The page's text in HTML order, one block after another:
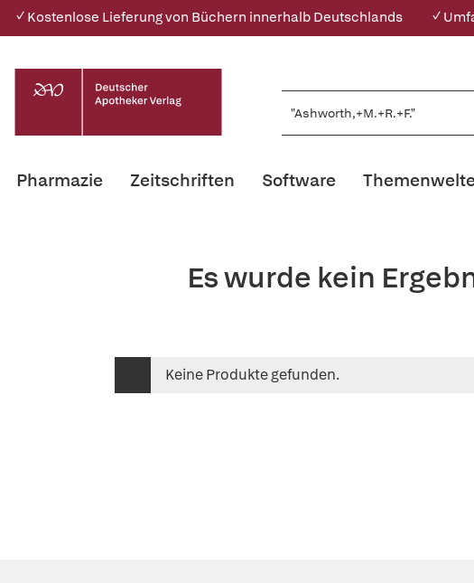
✓ Kostenlose Lieferung von Büchern innerhalb Deutschlands ✓
Pharmazie Zeitschriften Software
Es wurde kein
Keine Produkte gefunden.